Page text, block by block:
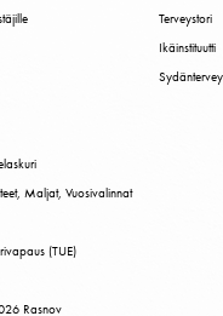
Maljat, Vuosivalinnat
(TUE)
Rasnov
Terveystori
Ikäinstituutti